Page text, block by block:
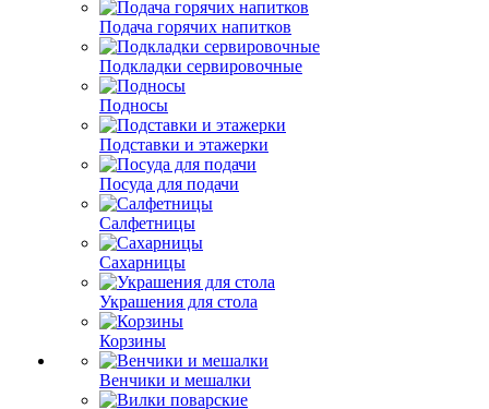
Подача горячих напитков
Подкладки сервировочные
Подносы
Подставки и этажерки
Посуда для подачи
Салфетницы
Сахарницы
Украшения для стола
Корзины
Венчики и мешалки